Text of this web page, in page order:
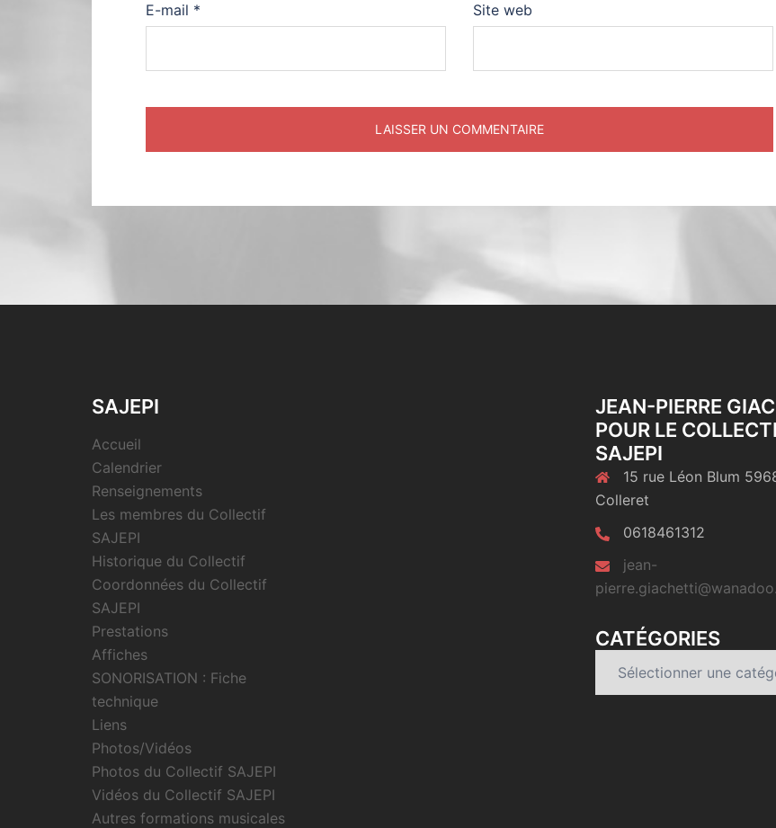
E-mail * Site web
SAJEPI
Accueil
Calendrier
Renseignements
Les membres du Collectif
SAJEPI
Historique du Collectif
Coordonnées du Collectif
SAJEPI
Prestations
Affiches
SONORISATION : Fiche
technique
Liens
Photos/Vidéos
Photos du Collectif SAJEPI
Vidéos du Collectif SAJEPI
Autres formations musicales
JEAN-PIERRE
POUR LE
SAJEPI
15 rue Léon Blum
Colleret
0618461312
jean-
CATÉGORIES